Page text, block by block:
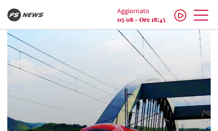
Aggiornato
05/08 - Ore 18:45